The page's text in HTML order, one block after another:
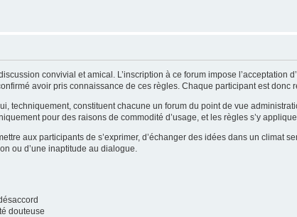
convivial et amical. L’inscription à ce forum impose
avoir pris connaissance de ces règles. Chaque participant est donc
techniquement, constituent chacune un forum du point de vue
pour des raisons de commodité d’usage, et les règles s’y
aux participants de s’exprimer, d’échanger des idées dans un climat
ou d’une inaptitude au dialogue.
douteuse